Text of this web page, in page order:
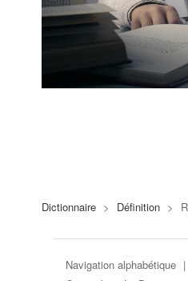
Dictionnaire > Définition >
Navigation alphabétique |